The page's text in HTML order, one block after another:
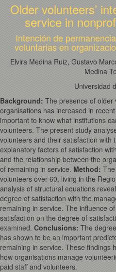
Older volunteers’
service in
Intención de
voluntarias en
Elvira Medina Ruiz, Gustavo
Medina
Universidad
Background: The presence of
organisations has increased in
important to know what institutions
volunteers. The present study
volunteers and their satisfaction with
explanatory factors of satisfaction
and the relationship between the
of remaining in service. Method:
volunteers over 60, living in the
analysis of structural equations
degree of satisfaction with the
remaining in service. The influence
satisfaction on the degree of
examined. Conclusions: The
has shown to be an important
remaining in service. These findings
how organisations manage
paid staff and volunteers.